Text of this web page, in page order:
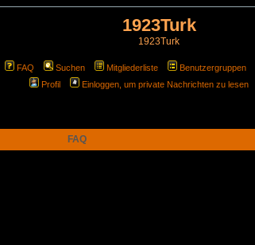
1923Turk
1923Turk
FAQ Suchen Mitgliederliste Benutzergruppen
Profil
Einloggen, um private Nachrichten zu lesen
FAQ